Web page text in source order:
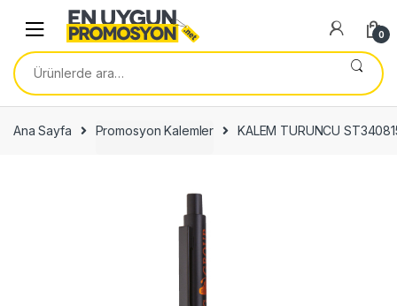
navigation
content
0
Ara:
Ana Sayfa Promosyon Kalemler KALEM TURUNCU